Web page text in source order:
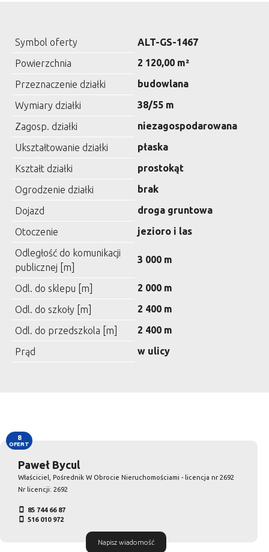
Symbol oferty
ALT-GS-1467
Powierzchnia
2 120,00 m²
Przeznaczenie działki
budowlana
Wymiary działki
38/55 m
Zagosp. działki
niezagospodarowana
Ukształtowanie działki
płaska
Kształt działki
prostokąt
Ogrodzenie działki
brak
Dojazd
droga gruntowa
Otoczenie
jezioro i las
Odległość do komunikacji
publicznej [m]
3 000 m
Odl. do sklepu [m]
2 000 m
Odl. do szkoły [m]
2 400 m
Odl. do przedszkola [m]
2 400 m
Prąd
w ulicy
Paweł Bycul
Właściciel, Pośrednik W Obrocie Nieruchomościami - licencja nr 2692
Nr licencji: 2692
85 744 66 87
516 010 972
Napisz wiadomość
8
OFERT